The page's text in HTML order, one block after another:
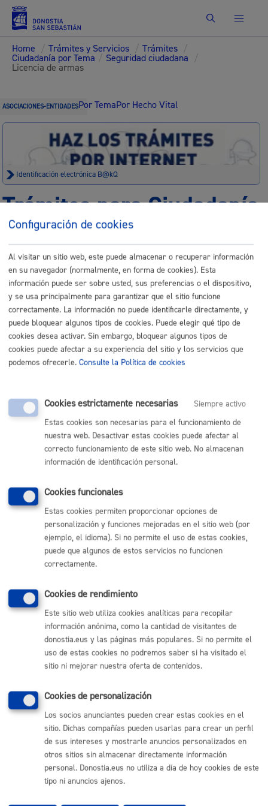
Buscar
Home / Trámites y Servicios / Trámites /
Ciudadanía por Tema / Seguridad ciudadana /
Licencia de armas
ASOCIACIONES-ENTIDADESPor TemaPor Hecho Vital
Identificación electrónica B@kQ
Trámites para Ciudadanía
Sede electrónica
Buscar
Listado completo de Trámites
Licencia de armas
Licencia de tarjeta de armas de 4ª categoría
* Online con
certificado electrónico
PRESENCIAL
TELÉFONO
MÁQUINA
Comunícate con el Ayuntamiento de Donostia / San
Sebastián
(gratuito desde Donostia / San Sebastián)
Buzón de la ciudadanía
Informar de un error en la web
Enlaces útiles
Ofertas de empleo
Sede electrónica
Mapas - GeoDonostia
Sala de prensa
Mapa web
Otras páginas web corporativas
Donostia Kirola
Configuración de cookies
Al visitar un sitio web, este puede almacenar o recuperar información
en su navegador (normalmente, en forma de cookies). Esta
información puede ser sobre usted, sus preferencias o el dispositivo,
y se usa principalmente para garantizar que el sitio funcione
correctamente. La información no puede identificarle directamente, y
puede bloquear algunos tipos de cookies. Puede elegir qué tipo de
cookies desea activar. Sin embargo, bloquear algunos tipos de
cookies puede afectar a su experiencia del sitio y los servicios que
podemos ofrecerle. Consulte la Política de cookies
Cookies estrictamente necesarias
Siempre activo
Estas cookies son necesarias para el funcionamiento de
nuestra web. Desactivar estas cookies puede afectar al
correcto funcionamiento de este sitio web. No almacenan
información de identificación personal.
Cookies funcionales
Estas cookies permiten proporcionar opciones de
personalización y funciones mejoradas en el sitio web (por
ejemplo, el idioma). Si no permite el uso de estas cookies,
puede que algunos de estos servicios no funcionen
correctamente.
Cookies de rendimiento
Este sitio web utiliza cookies analíticas para recopilar
información anónima, como la cantidad de visitantes de
donostia.eus y las páginas más populares. Si no permite el
uso de estas cookies no podremos saber si ha visitado el
sitio ni mejorar nuestra oferta de contenidos.
Cookies de personalización
Los socios anunciantes pueden crear estas cookies en el
sitio. Dichas compañías pueden usarlas para crear un perfil
de sus intereses y mostrarle anuncios personalizados en
otros sitios sin almacenar directamente información
personal. Donostia.eus no utiliza a día de hoy cookies de este
tipo ni anuncios ajenos.